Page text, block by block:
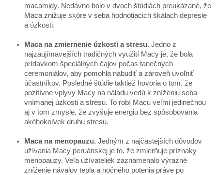
macamidy. Nedávno bolo v dvoch štúdiách preukázané, že
Maca znižuje skóre v seba hodnotiacich škálach depresie
a úzkosti.
Maca na zmiernenie úzkosti a stresu. Jedno z
najzaujímavejších tradičných využití Macy je, že bola
prídavkom špeciálnych čajov počas tanečných
ceremoniálov, aby pomohla nabudiť a zároveň uvoľniť
účastníkov. Posledné štúdie taktiež hovoria o tom, že
pozitívne vplyvy Macy na náladu vedú k zníženiu seba
vnímanej úzkosti a stresu. To robí Macu veľmi jedinečnou
aj v tom zmysle, že zvyšuje energiu bez spôsobovania
akéhokoľvek druhu stresu.
Maca na menopauzu. Jedným z najčastejších dôvodov
užívania Macy peruánskej je to, že zmierňuje príznaky
menopauzy. Veľa užívateliek zaznamenalo výrazné
zníženie návalov tepla a nočného potenia práve po